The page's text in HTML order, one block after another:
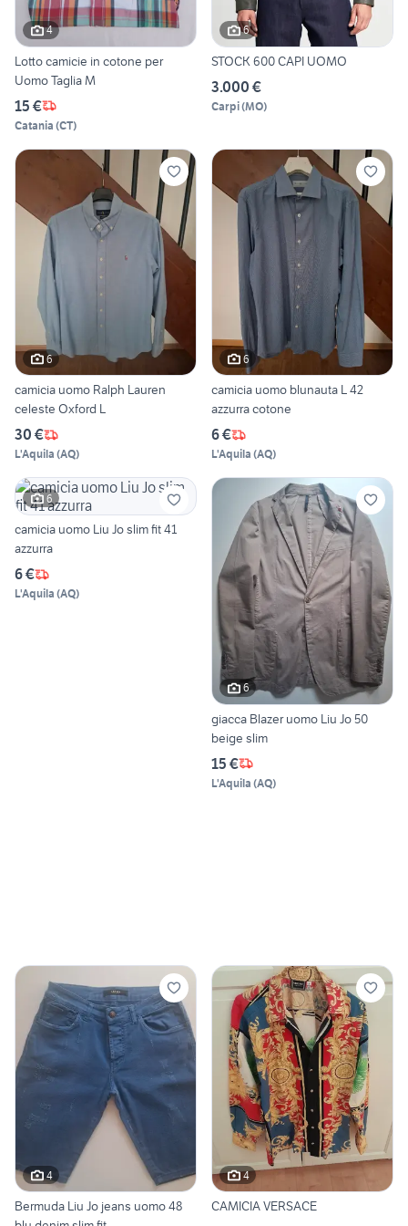
4
Lotto camicie in cotone per
Uomo Taglia M
15 €
Catania (CT)
6
STOCK 600 CAPI UOMO
3.000 €
Carpi(MO)
6
camicia uomo Ralph Lauren
celeste Oxford L
30 €
L'Aquila (AQ)
6
camicia uomo blunauta L 42
azzurra cotone
6 €
L'Aquila (AQ)
6
camicia uomo Liu Jo slim fit 41
azzurra
6 €
L'Aquila (AQ)
6
giacca Blazer uomo Liu Jo 50
beige slim
15 €
L'Aquila (AQ)
4
Bermuda Liu Jo jeans uomo 48
4
CAMICIA VERSACE